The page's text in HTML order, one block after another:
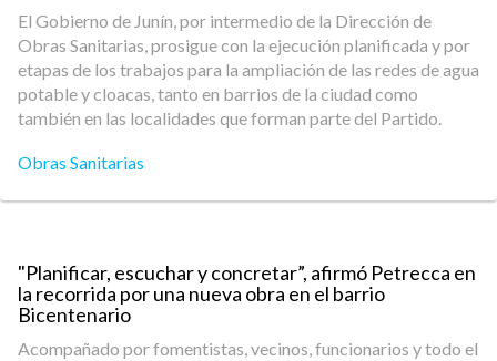
El Gobierno de Junín, por intermedio de la Dirección de
Obras Sanitarias, prosigue con la ejecución planificada y por
etapas de los trabajos para la ampliación de las redes de agua
potable y cloacas, tanto en barrios de la ciudad como
también en las localidades que forman parte del Partido.
Obras Sanitarias
"Planificar, escuchar y concretar”, afirmó Petrecca en
la recorrida por una nueva obra en el barrio
Bicentenario
Acompañado por fomentistas, vecinos, funcionarios y todo el